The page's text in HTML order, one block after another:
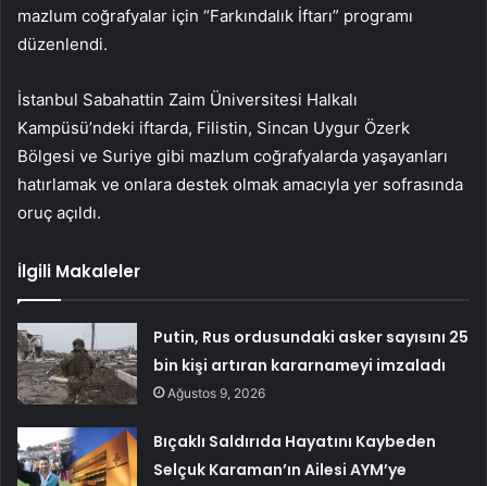
mazlum coğrafyalar için “Farkındalık İftarı” programı
düzenlendi.
İstanbul Sabahattin Zaim Üniversitesi Halkalı
Kampüsü’ndeki iftarda, Filistin, Sincan Uygur Özerk
Bölgesi ve Suriye gibi mazlum coğrafyalarda yaşayanları
hatırlamak ve onlara destek olmak amacıyla yer sofrasında
oruç açıldı.
İlgili Makaleler
Putin, Rus ordusundaki asker sayısını 25
bin kişi artıran kararnameyi imzaladı
Ağustos 9, 2026
Bıçaklı Saldırıda Hayatını Kaybeden
Selçuk Karaman’ın Ailesi AYM’ye